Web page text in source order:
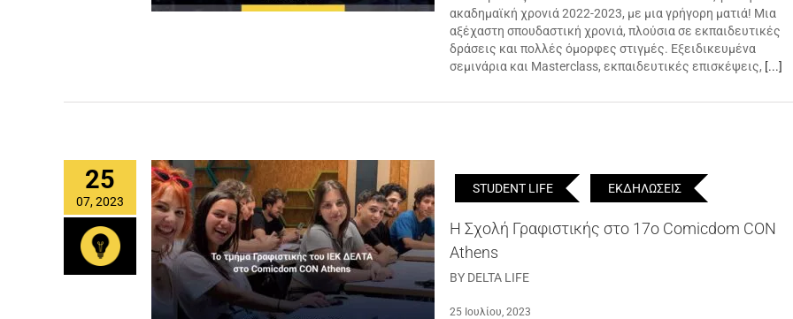
ακαδημαϊκή χρονιά 2022-2023, με μια γρήγορη ματιά! Μια
αξέχαστη σπουδαστική χρονιά, πλούσια σε εκπαιδευτικές
δράσεις και πολλές όμορφες στιγμές. Εξειδικευμένα
σεμινάρια και Masterclass, εκπαιδευτικές επισκέψεις, [...]
25
07, 2023
STUDENT LIFE ΕΚΔΗΛΩΣΕΙΣ
Η Σχολή Γραφιστικής στο 17o Comicdom CON
Athens
BY DELTA LIFE
25 Ιουλίου, 2023